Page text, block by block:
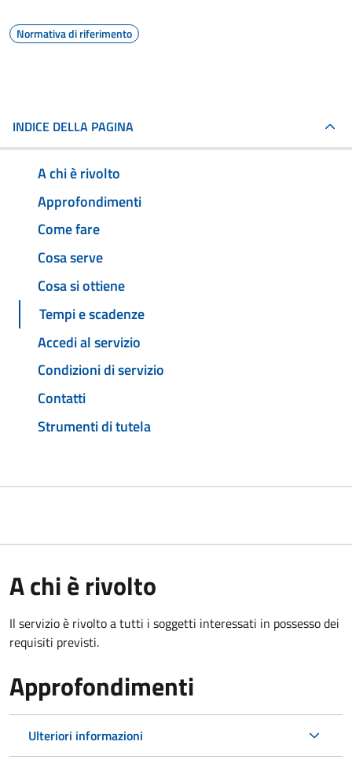
Normativa di riferimento
INDICE DELLA PAGINA
A chi è rivolto
Approfondimenti
Come fare
Cosa serve
Cosa si ottiene
Tempi e scadenze
Accedi al servizio
Condizioni di servizio
Contatti
Strumenti di tutela
A chi è rivolto
Il servizio è rivolto a tutti i soggetti interessati in possesso dei
requisiti previsti.
Approfondimenti
Ulteriori informazioni